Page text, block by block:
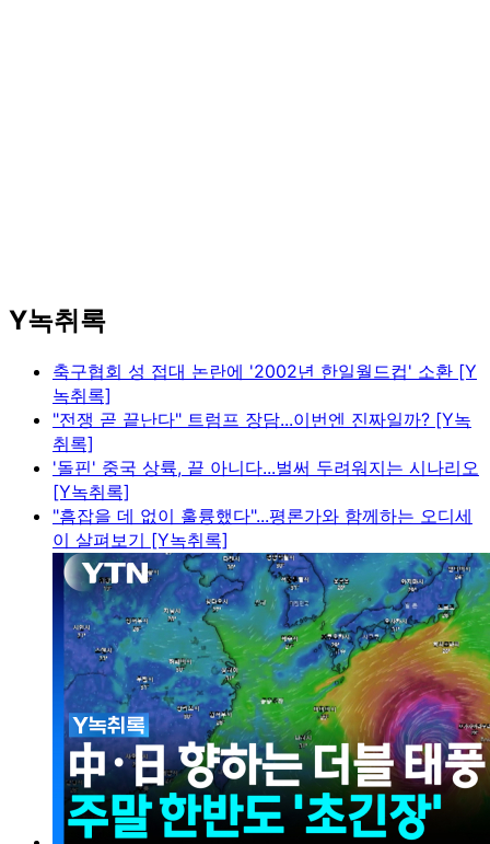
Y녹취록
축구협회 성 접대 논란에 '2002년 한일월드컵' 소환 [Y
녹취록]
"전쟁 곧 끝난다" 트럼프 장담...이번엔 진짜일까? [Y녹
취록]
'돌핀' 중국 상륙, 끝 아니다...벌써 두려워지는 시나리오
[Y녹취록]
"흠잡을 데 없이 훌륭했다"...평론가와 함께하는 오디세
이 살펴보기 [Y녹취록]